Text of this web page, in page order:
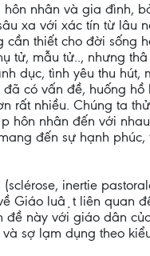
nhân và gia đình,
xa với xác tín từ lâu
thiết cho đời sống
tử, mẫu tử..,
dục, tình yêu thu
có vấn đề, huống
rất nhiều. Chúng ta
hôn nhân đến với
đến sự hạnh
inertie
Giáo luật liên quan
này với giáo dân
sợ lạm dụng theo